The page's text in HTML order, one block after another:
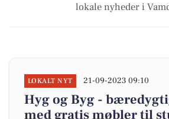
lokale nyheder i
LOKALT NYT 21-09-2023 09:10
Hyg og Byg -
med gratis møbler til